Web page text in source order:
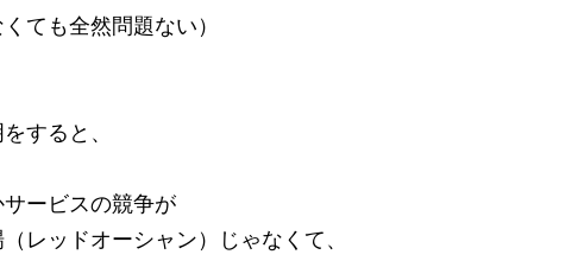
ても全然問題ない）
すると、
サービスの競争が
レッドオーシャン）じゃなくて、